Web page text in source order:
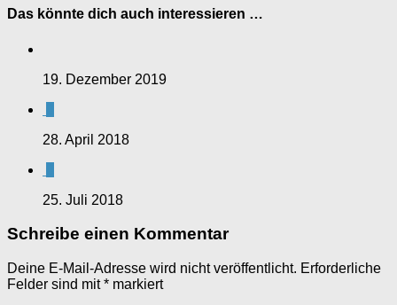
Das könnte dich auch interessieren …
19. Dezember 2019
28. April 2018
25. Juli 2018
Schreibe einen Kommentar
Deine E-Mail-Adresse wird nicht veröffentlicht. Erforderliche
Felder sind mit* markiert